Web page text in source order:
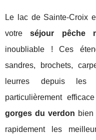
Le lac de Sainte-Croix
votreséjour pêche
inoubliable ! Ces
sandres, brochets,
leurres depuis les
particulièrement
gorges du verdon
rapidement les